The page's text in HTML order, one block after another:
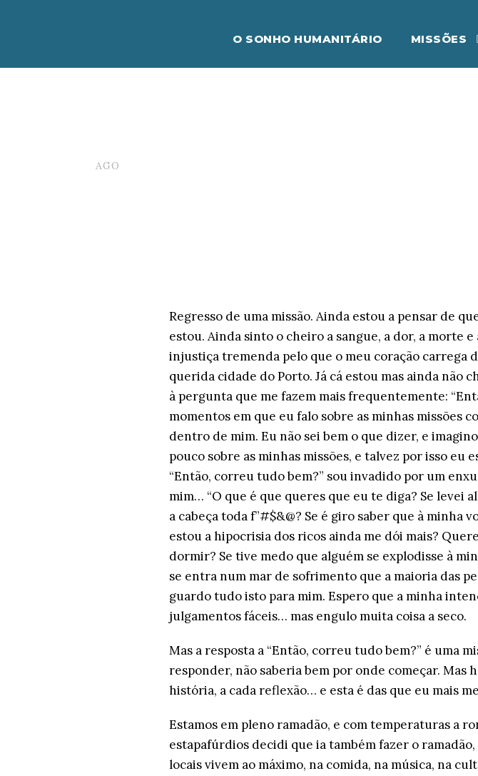
O SONHO HUMANITÁRIO MISSÕES
AGO
Regresso de uma missão. Ainda estou a pensar de
estou. Ainda sinto o cheiro a sangue, a dor, a morte
injustiça tremenda pelo que o meu coração carrega
querida cidade do Porto. Já cá estou mas ainda não
à pergunta que me fazem mais frequentemente:
momentos em que eu falo sobre as minhas missões
dentro de mim. Eu não sei bem o que dizer, e
pouco sobre as minhas missões, e talvez por isso eu
“Então, correu tudo bem?” sou invadido por um
mim… “O que é que queres que eu te diga? Se levei
a cabeça toda f”#$&@? Se é giro saber que à minha
estou a hipocrisia dos ricos ainda me dói mais?
dormir? Se tive medo que alguém se explodisse à
se entra num mar de sofrimento que a maioria das
guardo tudo isto para mim. Espero que a minha
julgamentos fáceis… mas engulo muita coisa a seco.
Mas a resposta a “Então, correu tudo bem?” é uma
responder, não saberia bem por onde começar. Mas
história, a cada reflexão… e esta é das que eu mais
Estamos em pleno ramadão, e com temperaturas a
estapafúrdios decidi que ia também fazer o
locais vivem ao máximo, na comida, na música, na